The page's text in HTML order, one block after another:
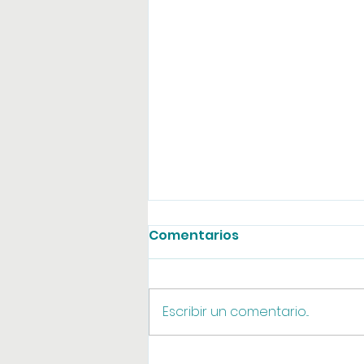
Agosto online
Comentarios
Escribir un comentario...